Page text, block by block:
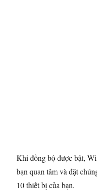
Khi đồng bộ được bật,
bạn quan tâm và đặt
10 thiết bị của bạn.